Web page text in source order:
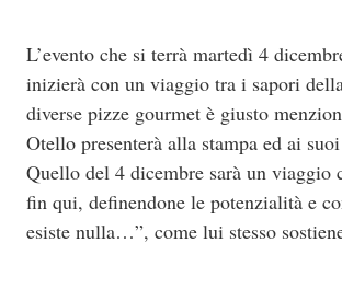
L’evento che si terrà martedì 4
inizierà con un viaggio tra i sapori
diverse pizze gourmet è giusto
Otello presenterà alla stampa ed ai
Quello del 4 dicembre sarà un viaggio
fin qui, definendone le potenzialità e
esiste nulla…”, come lui stesso